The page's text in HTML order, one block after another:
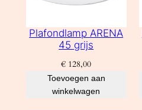
Plafondlamp ARENA
45 grijs
€ 128,00
Toevoegen aan
winkelwagen